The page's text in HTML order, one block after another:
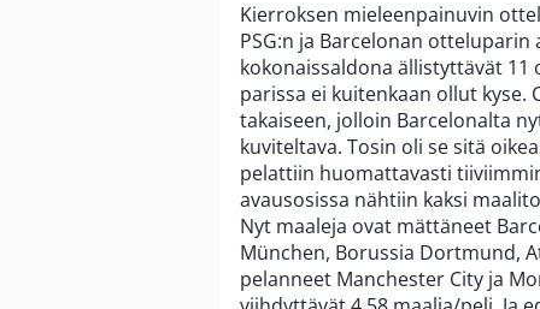
Kierroksen mieleenpainuvin
PSG:n ja Barcelonan
kokonaissaldona ällistyttävät 11
parissa ei kuitenkaan ollut kyse.
takaiseen, jolloin Barcelonalta
kuviteltava. Tosin oli se sitä
pelattiin huomattavasti
avausosissa nähtiin kaksi
Nyt maaleja ovat mättäneet
München, Borussia Dortmund,
pelanneet Manchester City ja